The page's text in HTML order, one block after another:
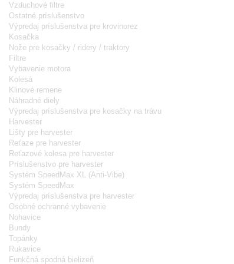
Vzduchové filtre
Ostatné príslušenstvo
Výpredaj príslušenstva pre krovinorez
Kosačka
Nože pre kosačky / ridery / traktory
Filtre
Vybavenie motora
Kolesá
Klinové remene
Náhradné diely
Výpredaj príslušenstva pre kosačky na trávu
Harvester
Lišty pre harvester
Reťaze pre harvester
Reťazové kolesa pre harvester
Príslušenstvo pre harvester
Systém SpeedMax XL (Anti-Vibe)
Systém SpeedMax
Výpredaj príslušenstva pre harvester
Osobné ochranné vybavenie
Nohavice
Bundy
Topánky
Rukavice
Funkčná spodná bielizeň